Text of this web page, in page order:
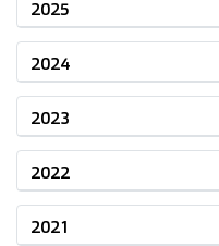
2025
2024
2023
2022
2021